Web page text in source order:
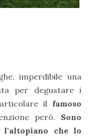
imperdibile una
per degustare i
il famoso
però. Sono
l'altopiano che lo